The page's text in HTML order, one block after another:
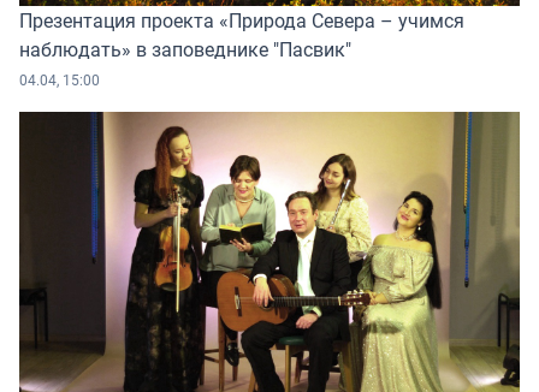
Презентация проекта «Природа Севера – учимся
наблюдать» в заповеднике "Пасвик"
04.04, 15:00